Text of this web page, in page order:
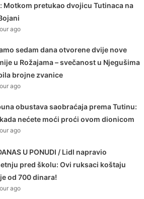
Motkom pretukao dvojicu Tutinaca na
ago
sedam dana otvorene dvije nove
u Rožajama – svečanost u Njegušima
brojne zvanice
ago
obustava saobraćaja prema Tutinu:
nećete moći proći ovom dionicom
ago
U PONUDI / Lidl napravio
pred školu: Ovi ruksaci koštaju
od 700 dinara!
ago